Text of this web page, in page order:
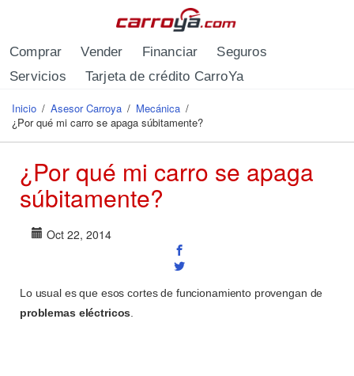
Comprar Vender Financiar
Seguros
Servicios
Tarjeta de crédito CarroYa
Se encuentra usted aquí
Inicio / Asesor Carroya / Mecánica /
¿Por qué mi carro se apaga súbitamente?
¿Por qué mi carro se apaga
súbitamente?
Oct 22, 2014
Lo usual es que esos cortes de funcionamiento provengan de
problemas eléctricos